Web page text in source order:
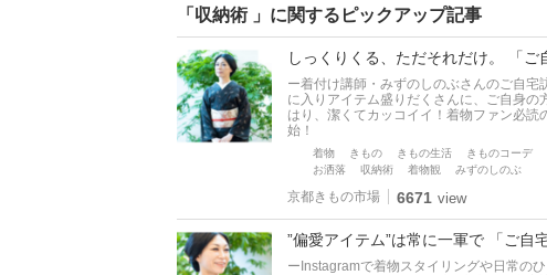
「収納術 」に関するピックアップ記事
しっくりくる、ただそれだけ。 「ご
ー着付け講師・みずのしのぶさんのご自宅
に入りアイテム盛りだくさんに、ご自身
はり、潔くてカッコイイ！着物ファン必
始！
着物 きもの きもの生活 きものコーデ
お洒落
収納術 着物観 みずのしのぶ
京都きもの市場 6671 view
”偏愛アイテム”は常に一軍で 「ご自
ーInstagramで着物スタイリングや日常の